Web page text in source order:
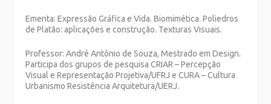
Ementa: Expressão Gráfica e Vida. Biomimética. Poliedros
de Platão: aplicações e construção. Texturas Visuais.
Professor: André Antônio de Souza, Mestrado em Design.
Participa dos grupos de pesquisa CRIAR – Percepção
Visual e Representação Projetiva/UFRJ e CURA – Cultura
Urbanismo Resistência Arquitetura/UERJ.